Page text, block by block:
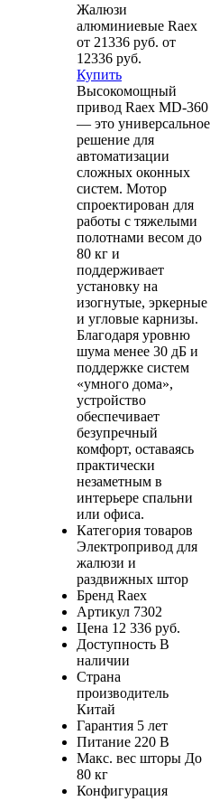
Жалюзи
алюминиевые Raex
от 21336 руб. от
12336 руб.
Купить
Высокомощный
привод Raex MD-360
— это универсальное
решение для
автоматизации
сложных оконных
систем. Мотор
спроектирован для
работы с тяжелыми
полотнами весом до
80 кг и
поддерживает
установку на
изогнутые, эркерные
и угловые карнизы.
Благодаря уровню
шума менее 30 дБ и
поддержке систем
«умного дома»,
устройство
обеспечивает
безупречный
комфорт, оставаясь
практически
незаметным в
интерьере спальни
или офиса.
Категория товаров
Электропривод для
жалюзи и
раздвижных штор
Бренд Raex
Артикул 7302
Цена 12 336 руб.
Доступность В
наличии
Страна
производитель
Китай
Гарантия 5 лет
Питание 220 В
Макс. вес шторы До
80 кг
Конфигурация